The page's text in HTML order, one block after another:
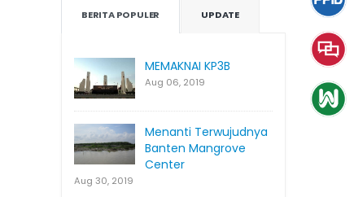
BERITA POPULER UPDATE
MEMAKNAI KP3B
Aug 06, 2019
Menanti Terwujudnya
Banten Mangrove
Center
Aug 30, 2019